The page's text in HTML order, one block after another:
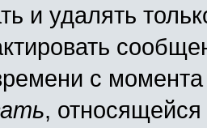
и удалять
с
,